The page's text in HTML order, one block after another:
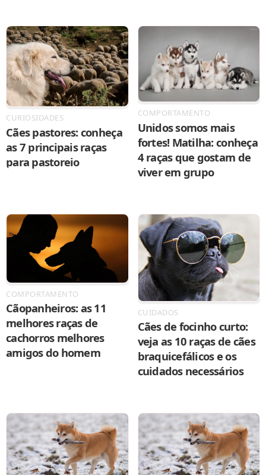
CURIOSIDADES
Cães pastores: conheça
as 7 principais raças
para pastoreio
COMPORTAMENTO
Unidos somos mais
fortes! Matilha: conheça
4 raças que gostam de
viver em grupo
COMPORTAMENTO
Cãopanheiros: as 11
melhores raças de
cachorros melhores
amigos do homem
CUIDADOS
Cães de focinho curto:
veja as 10 raças de cães
braquicefálicos e os
cuidados necessários